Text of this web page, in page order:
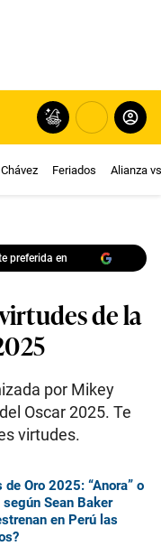
Feriados Alianza
preferida en
de la
por Mikey
Oscar 2025. Te
virtudes.
Oro 2025: “Anora” o
Sean Baker
en Perú las